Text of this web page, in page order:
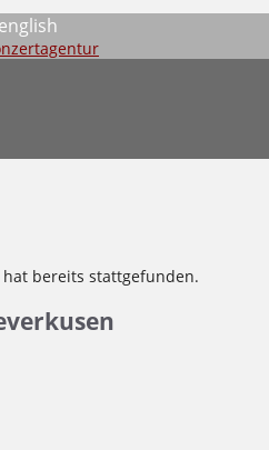
bereits stattgefunden.